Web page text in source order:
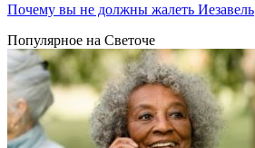
Почему вы не должны жалеть Иезавель
Популярное на Светоче